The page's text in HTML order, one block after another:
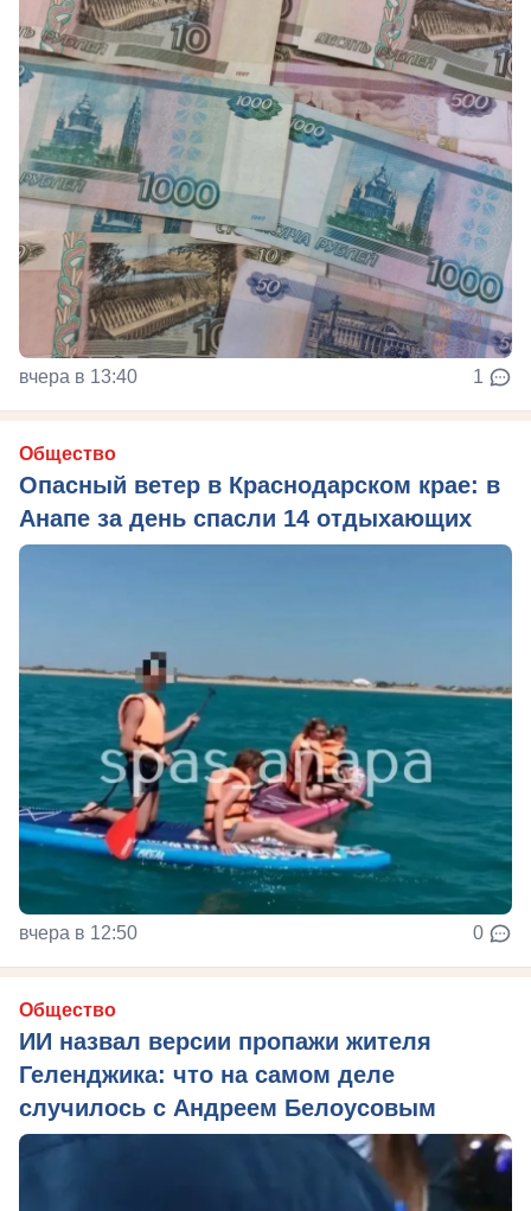
вчера в 13:40 1
Общество
Опасный ветер в Краснодарском крае: в
Анапе за день спасли 14 отдыхающих
вчера в 12:50 0
Общество
ИИ назвал версии пропажи жителя
Геленджика: что на самом деле
случилось с Андреем Белоусовым